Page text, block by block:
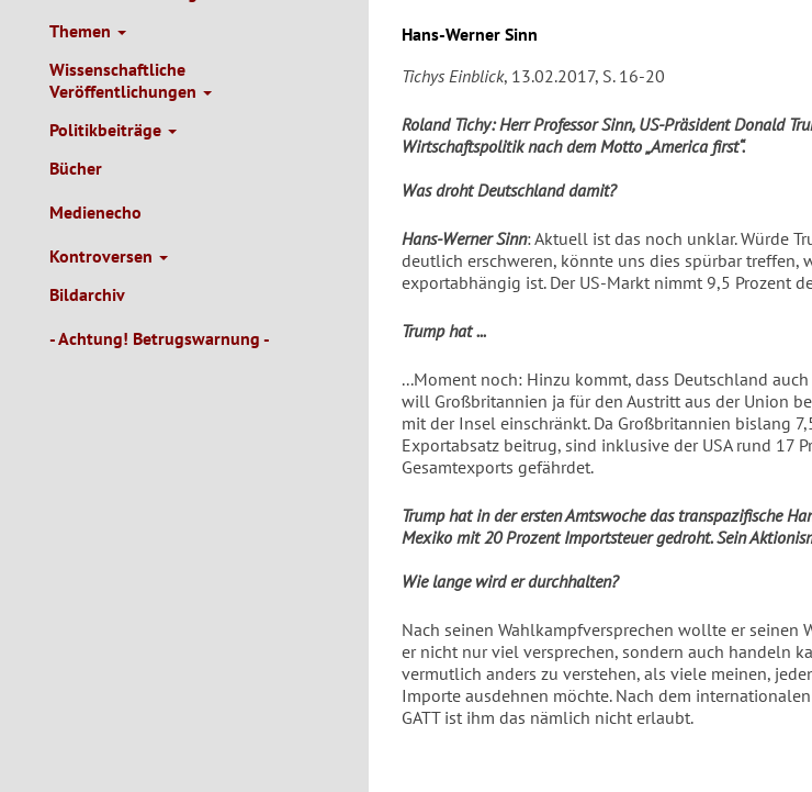
Themen
Wissenschaftliche
Veröffentlichungen
Politikbeiträge
Bücher
Medienecho
Kontroversen
Bildarchiv
- Achtung! Betrugswarnung -
Hans-Werner Sinn
Tichys Einblick, 13.02.2017, S. 16-20
Roland Tichy: Herr Professor Sinn, US-Präsident Donald
Wirtschaftspolitik nach dem Motto „America first“.
Was droht Deutschland damit?
Hans-Werner Sinn: Aktuell ist das noch unklar. Würde
deutlich erschweren, könnte uns dies spürbar treffen,
exportabhängig ist. Der US-Markt nimmt 9,5 Prozent
Trump hat ...
...Moment noch: Hinzu kommt, dass Deutschland
will Großbritannien ja für den Austritt aus der Union
mit der Insel einschränkt. Da Großbritannien bislang
Exportabsatz beitrug, sind inklusive der USA rund 17
Gesamtexports gefährdet.
Trump hat in der ersten Amtswoche das transpazifische
Mexiko mit 20 Prozent Importsteuer gedroht. Sein
Wie lange wird er durchhalten?
Nach seinen Wahlkampfversprechen wollte er seinen
er nicht nur viel versprechen, sondern auch handeln
vermutlich anders zu verstehen, als viele meinen,
Importe ausdehnen möchte. Nach dem
GATT ist ihm das nämlich nicht erlaubt.